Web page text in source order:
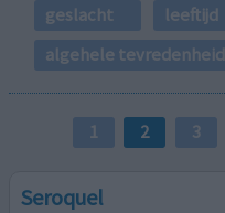
geslacht
leeftijd
algehele tevredenheid
1 2 3
Seroquel